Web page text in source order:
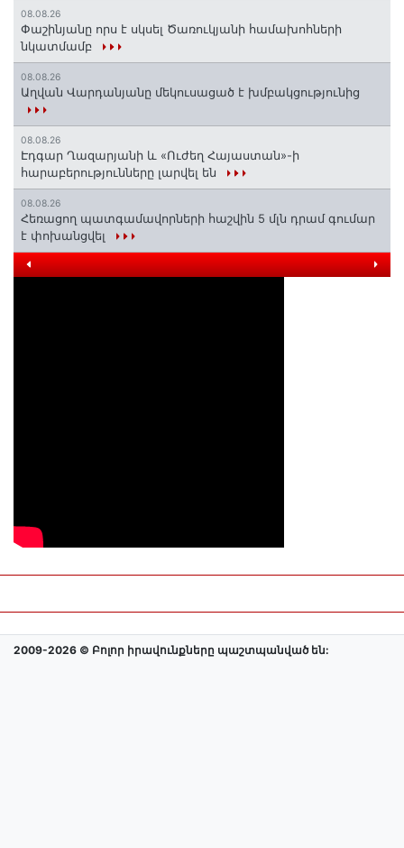
08.08.26
Փաշինյանը որս է սկսել Ծառուկյանի համախոհների
նկատմամբ
08.08.26
Աղվան Վարդանյանը մեկուսացած է խմբակցությունից
08.08.26
Էդգար Ղազարյանի և «Ուժեղ Հայաստան»-ի
հարաբերությունները լարվել են
08.08.26
Հեռացող պատգամավորների հաշվին 5 մլն դրամ գումար
է փոխանցվել
2009-2026 © Բոլոր իրավունքները պաշտպանված են: